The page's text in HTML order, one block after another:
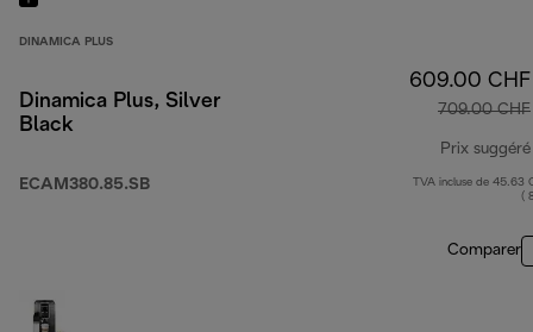
DINAMICA PLUS
Dinamica Plus, Silver
Black
ECAM380.85.SB
609.00 CHF
709.00 CHF
Prix suggéré
TVA incluse de 45.63
(
Comparer